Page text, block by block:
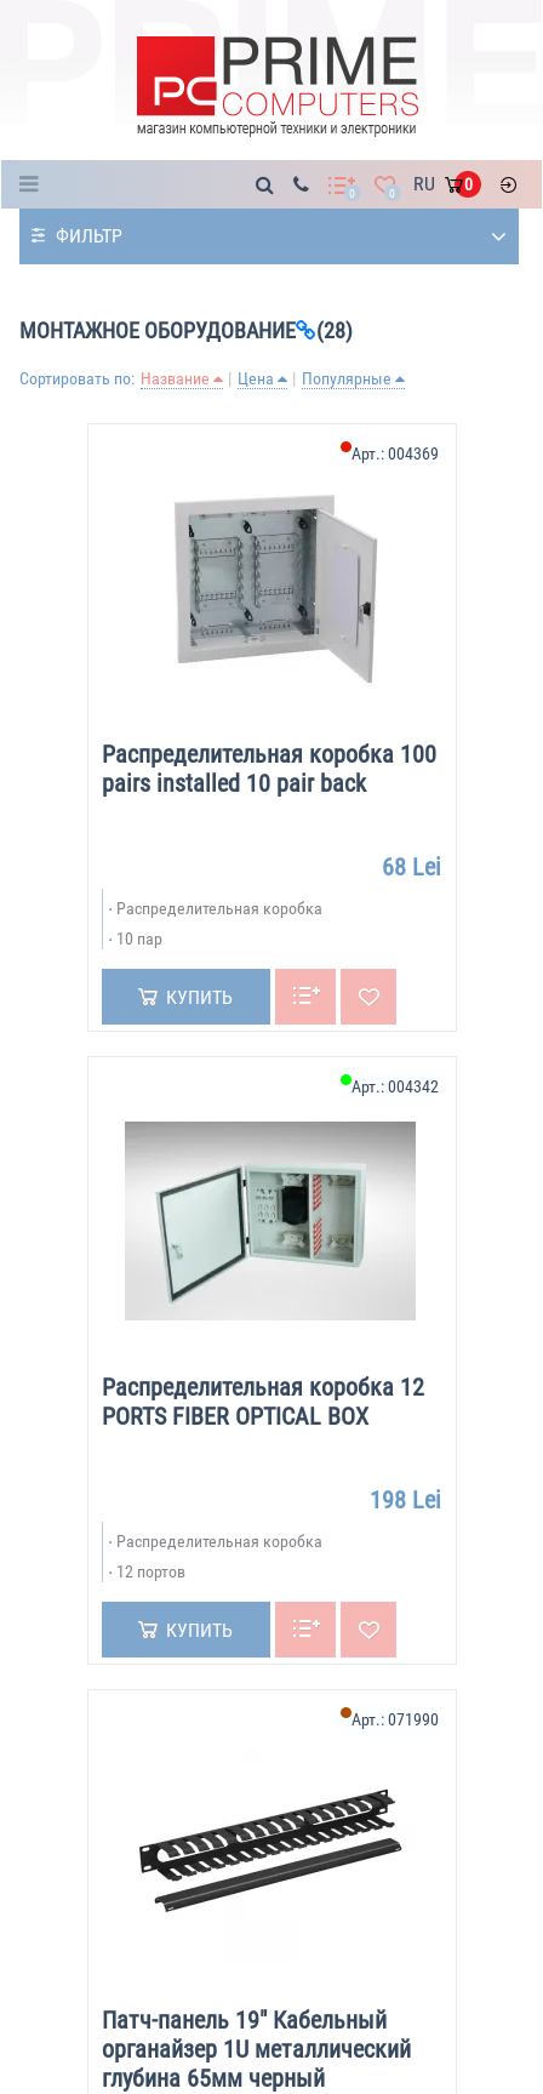
0 0 RU 0
ФИЛЬТР
МОНТАЖНОЕ ОБОРУДОВАНИЕ (28)
Сортировать по: Название Цена Популярные
Распределительная коробка 100
pairs installed 10 pair back
Арт.:004369
68 Lei
Распределительная коробка
10 пар
КУПИТЬ
Распределительная коробка 12
PORTS FIBER OPTICAL BOX
Арт.:004342
198 Lei
Распределительная коробка
12 портов
КУПИТЬ
Патч-панель 19" Кабельный
органайзер 1U металлический
глубина 65мм черный
Арт.:071990